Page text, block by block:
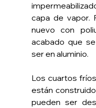
capa de vapor.
nuevo con
acabado que
ser en aluminio.
Los cuartos
están
pueden ser